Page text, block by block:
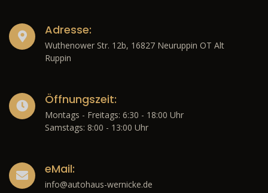
Adresse:
Wuthenower Str. 12b, 16827 Neuruppin OT Alt
Ruppin
Öffnungszeit:
Montags - Freitags: 6:30 - 18:00 Uhr
Samstags: 8:00 - 13:00 Uhr
eMail:
info@autohaus-wernicke.de